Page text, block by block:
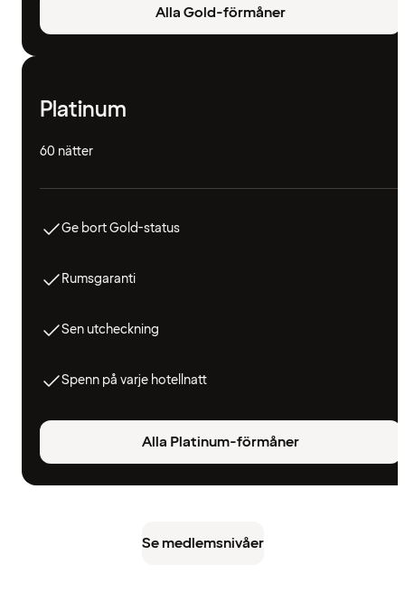
Alla Gold-förmåner
Platinum
60 nätter
Ge bort Gold-status
Rumsgaranti
Sen utcheckning
Spenn på varje hotellnatt
Alla Platinum-förmåner
Se medlemsnivåer